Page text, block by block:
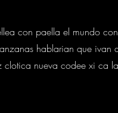
con paella el mundo
hablarian que ivan
clotica nueva codee xi ca